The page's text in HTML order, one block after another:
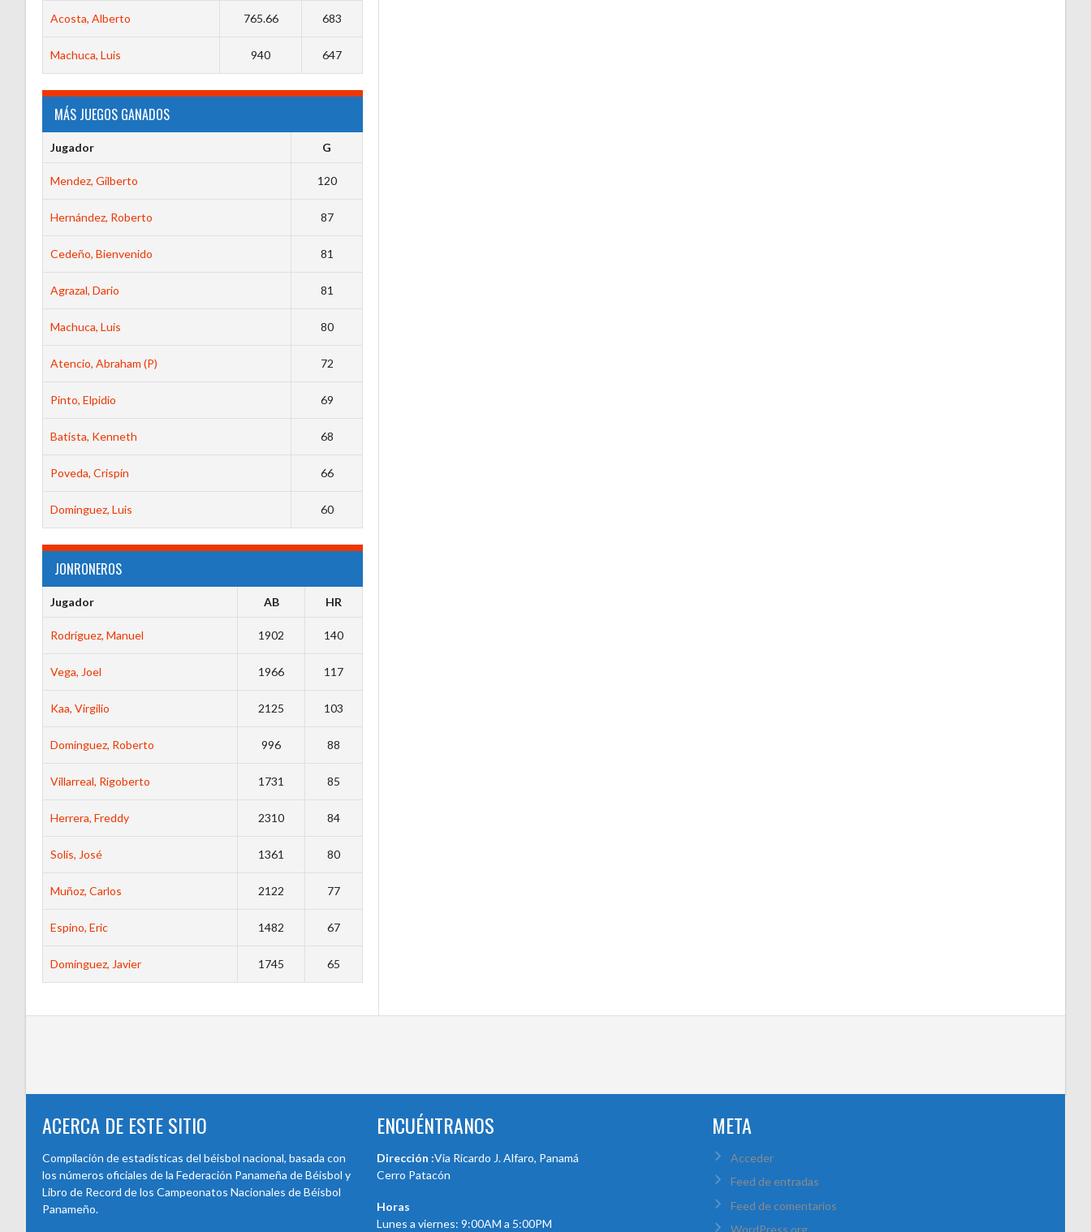
Acosta, Alberto 765.66 683
Machuca, Luis 940 647
MÁS JUEGOS GANADOS
Jugador G
Mendez, Gilberto 120
Hernández, Roberto 87
Cedeño, Bienvenido 81
Agrazal, Dario 81
Machuca, Luis 80
Atencio, Abraham (P) 72
Pinto, Elpidio 69
Batista, Kenneth 68
Poveda, Crispín 66
Dominguez, Luis 60
JONRONEROS
Jugador AB HR
Rodríguez, Manuel 1902 140
Vega, Joel 1966 117
Kaa, Virgilio 2125 103
Dominguez, Roberto 996 88
Villarreal, Rigoberto 1731 85
Herrera, Freddy 2310 84
Solís, José 1361 80
Muñoz, Carlos 2122 77
Espino, Eric 1482 67
Domínguez, Javier 1745 65
ACERCA DE ESTE SITIO
Compilación de estadísticas del béisbol nacional, basada con
los números oficiales de la Federación Panameña de Béisbol y
Libro de Record de los Campeonatos Nacionales de Béisbol
Panameño.
ENCUÉNTRANOS
Dirección :Via Ricardo J. Alfaro, Panamá
Cerro Patacón
Horas
Lunes a viernes: 9:00AM a 5:00PM
META
Acceder
Feed de entradas
Feed de comentarios